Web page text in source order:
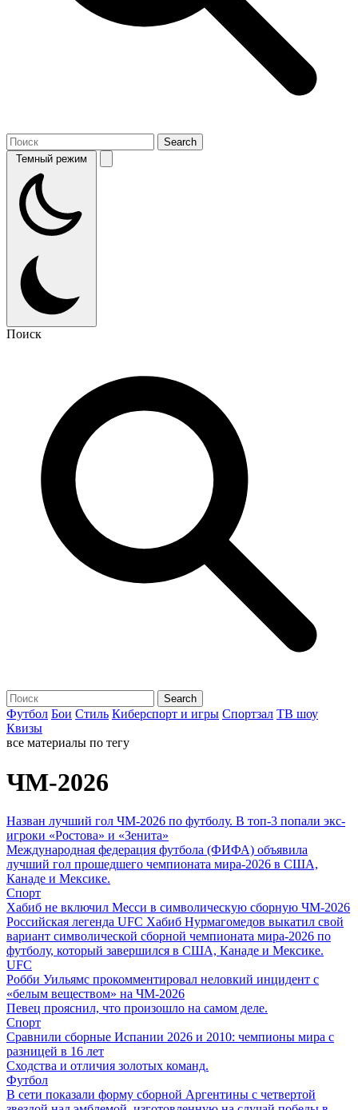
Темный режим
Поиск
Футбол Бои Стиль Киберспорт и игры Спортзал ТВ шоу
Квизы
все материалы по тегу
ЧМ-2026
Назван лучший гол ЧМ-2026 по футболу. В топ-3 попали экс-
игроки «Ростова» и «Зенита»
Международная федерация футбола (ФИФА) объявила
лучший гол прошедшего чемпионата мира-2026 в США,
Канаде и Мексике.
Спорт
Хабиб не включил Месси в символическую сборную ЧМ-2026
Российская легенда UFC Хабиб Нурмагомедов выкатил свой
вариант символической сборной чемпионата мира-2026 по
футболу, который завершился в США, Канаде и Мексике.
UFC
Робби Уильямс прокомментировал неловкий инцидент с
«белым веществом» на ЧМ-2026
Певец прояснил, что произошло на самом деле.
Спорт
Сравнили сборные Испании 2026 и 2010: чемпионы мира с
разницей в 16 лет
Сходства и отличия золотых команд.
Футбол
В сети показали форму сборной Аргентины с четвертой